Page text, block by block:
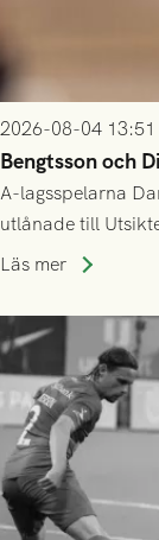
2026-08-04 13:51
Bengtsson och
A-lagsspelarna
utlånade till
speltid i
Läs mer